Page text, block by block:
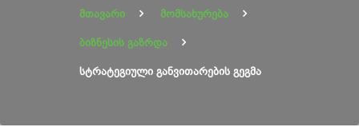
მთავარი მომსახურება
ბიზნესის გაზრდა
სტრატეგიული განვითარების გეგმა